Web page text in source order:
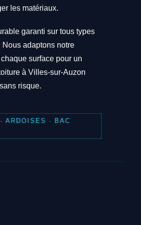
les matériaux.
garanti sur tous types
Nous adaptons notre
surface pour un
à Villes-sur-Auzon
risque.
ARDOISES · BAC